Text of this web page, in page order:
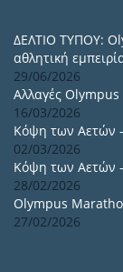
ΔΕΛΤΙΟ ΤΥΠΟΥ:
αθλητική
29/06/2026
Αλλαγές
16/03/2026
Κόψη των Αετών
02/03/2026
Κόψη των Αετών
28/02/2026
Olympus
27/02/2026